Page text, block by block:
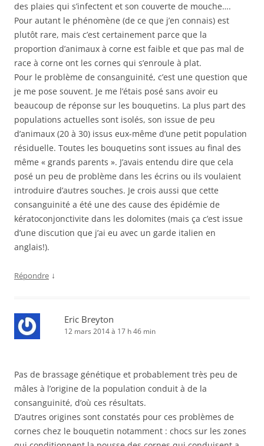
des plaies qui s’infectent et son couverte de mouche….
Pour autant le phénomène (de ce que j’en connais) est
plutôt rare, mais c’est certainement parce que la
proportion d’animaux à corne est faible et que pas mal de
race à corne ont les cornes qui s’enroule à plat.
Pour le problème de consanguinité, c’est une question que
je me pose souvent. Je me l’étais posé sans avoir eu
beaucoup de réponse sur les bouquetins. La plus part des
populations actuelles sont isolés, son issue de peu
d’animaux (20 à 30) issus eux-même d’une petit population
résiduelle. Toutes les bouquetins sont issues au final des
même « grands parents ». J’avais entendu dire que cela
posé un peu de problème dans les écrins ou ils voulaient
introduire d’autres souches. Je crois aussi que cette
consanguinité a été une des cause des épidémie de
kératoconjonctivite dans les dolomites (mais ça c’est issue
d’une discution que j’ai eu avec un garde italien en
anglais!).
Répondre ↓
Eric Breyton
12 mars 2014 à 17 h 46 min
Pas de brassage génétique et probablement très peu de
mâles à l’origine de la population conduit à de la
consanguinité, d’où ces résultats.
D’autres origines sont constatés pour ces problèmes de
cornes chez le bouquetin notamment : chocs sur les zones